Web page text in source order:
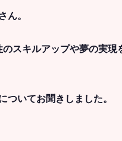
。
のスキルアップや夢の実
いてお聞きしました。